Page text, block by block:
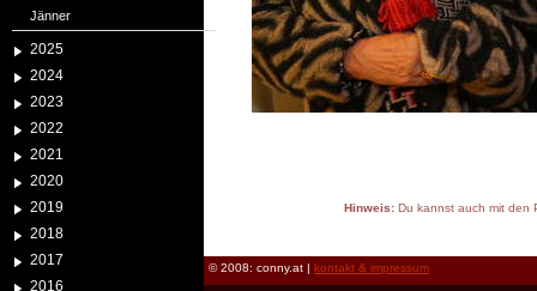
Jänner
2025
2024
2023
2022
2021
2020
2019
2018
2017
2016
Hinweis:Du kannst auch mit den
© 2008: conny.at | kontakt & impressum